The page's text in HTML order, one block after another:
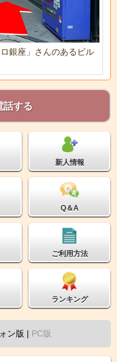
銀座」さんのあるビル
話する
新人情報
Q＆A
ご利用方法
ランキング
ン版 | PC版